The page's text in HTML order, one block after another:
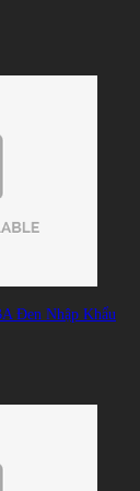
Đen Nhập Khẩu